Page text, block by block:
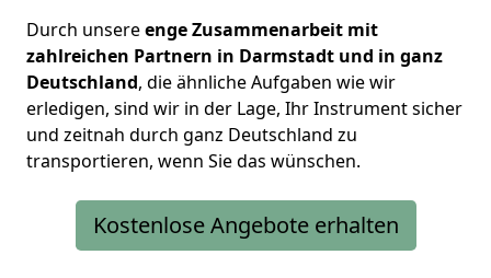
Durch unsereenge Zusammenarbeit mit
zahlreichen Partnern in Darmstadt und in ganz
Deutschland, die ähnliche Aufgaben wie wir
erledigen, sind wir in der Lage, Ihr Instrument sicher
und zeitnah durch ganz Deutschland zu
transportieren, wenn Sie das wünschen.
Kostenlose Angebote erhalten